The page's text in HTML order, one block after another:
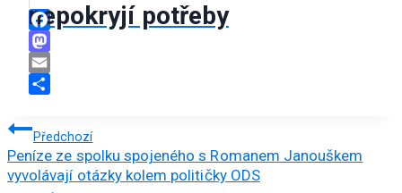
nepokryjí potřeby
Facebook
Mastodon
Email
Navigace
pro
Předchozí
Peníze ze spolku spojeného s Romanem Janouškem
vyvolávají otázky kolem političky ODS